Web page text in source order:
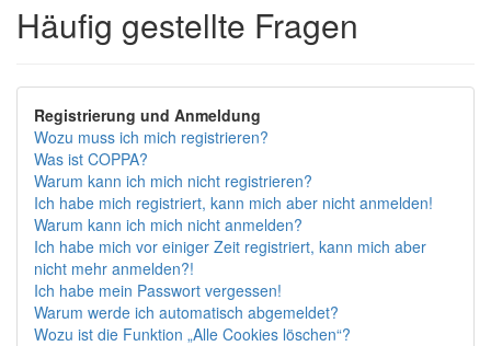
Häufig gestellte Fragen
Registrierung und Anmeldung
Wozu muss ich mich registrieren?
Was ist COPPA?
Warum kann ich mich nicht registrieren?
Ich habe mich registriert, kann mich aber nicht anmelden!
Warum kann ich mich nicht anmelden?
Ich habe mich vor einiger Zeit registriert, kann mich aber
nicht mehr anmelden?!
Ich habe mein Passwort vergessen!
Warum werde ich automatisch abgemeldet?
Wozu ist die Funktion „Alle Cookies löschen“?